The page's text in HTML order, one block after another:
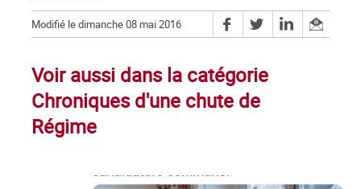
Modifié le dimanche 08 mai 2016
Voir aussi dans la catégorie
Chroniques d'une chute de
Régime